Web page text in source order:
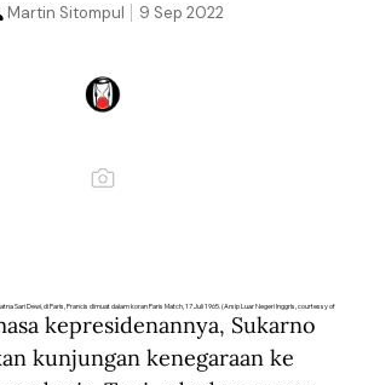
9 Sep 2022
Martin Sitompul
Sari Dewi, di Paris, Prancis dimuat dalam koran Paris Match, 17 Juli 1965. (Arsip Luar Negeri Inggris, courtessy of
kepresidenannya, Sukarno
kunjungan kenegaraan ke